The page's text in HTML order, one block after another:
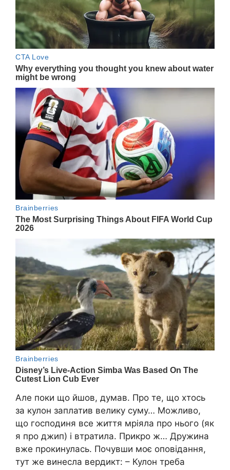
Але поки що йшов, думав. Про те, що хтось
за кулон заплатив велику суму… Можливо,
що господиня все життя мріяла про нього (як
я про джип) і втратила. Прикро ж… Дружина
вже прокинулась. Почувши моє оповідання,
тут же винесла вердикт: – Кулон треба